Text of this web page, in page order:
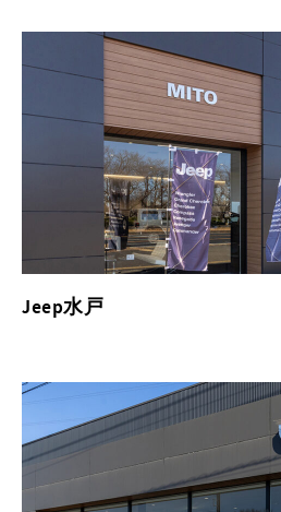
Jeep水戸